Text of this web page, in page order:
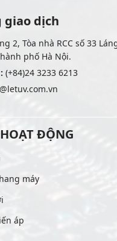
giao dịch
2, Tòa nhà RCC số 33
phố Hà Nội.
(+84)24 3233 6213
ĐỘNG
máy
áp